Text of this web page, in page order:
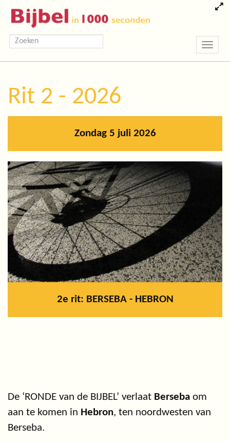
Toggle
Rit 2 - 2026
Zondag 5 juli 2026
2e rit: BERSEBA - HEBRON
De ‘RONDE van de BIJBEL’ verlaat Berseba om
aan te komen in Hebron, ten noordwesten van
Berseba.